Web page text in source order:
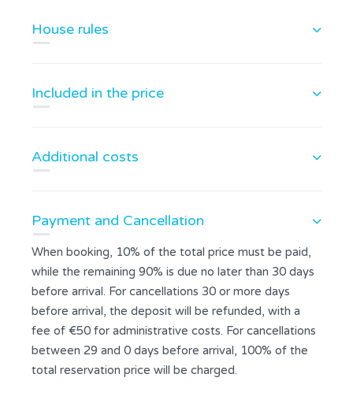
House rules
Included in the price
Additional costs
Payment and Cancellation
When booking, 10% of the total price must be paid,
while the remaining 90% is due no later than 30 days
before arrival. For cancellations 30 or more days
before arrival, the deposit will be refunded, with a
fee of €50 for administrative costs. For cancellations
between 29 and 0 days before arrival, 100% of the
total reservation price will be charged.